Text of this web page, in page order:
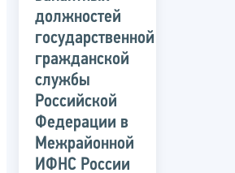
должностей
государственной
гражданской
службы
Российской
Федерации в
Межрайонной
ИФНС России